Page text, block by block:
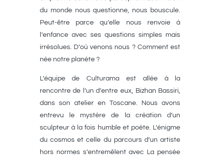
du monde nous questionne, nous bouscule.
Peut-être parce qu’elle nous renvoie à
l’enfance avec ses questions simples mais
irrésolues. D’où venons nous ? Comment est
née notre planète ?
L’équipe de Culturama est allée à la
rencontre de l’un d’entre eux, Bizhan Bassiri,
dans son atelier en Toscane. Nous avons
entrevu le mystère de la création d’un
sculpteur à la fois humble et poète. L’énigme
du cosmos et celle du parcours d’un artiste
hors normes s’entremêlent avec
La pensée